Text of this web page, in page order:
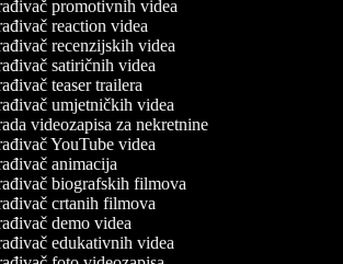
promotivnih videa
reaction videa
recenzijskih videa
satiričnih videa
teaser trailera
umjetničkih videa
videozapisa za nekretnine
YouTube videa
animacija
biografskih filmova
crtanih filmova
demo videa
edukativnih videa